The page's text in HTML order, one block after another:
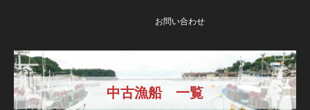
お問い合わせ
中古漁船 一覧